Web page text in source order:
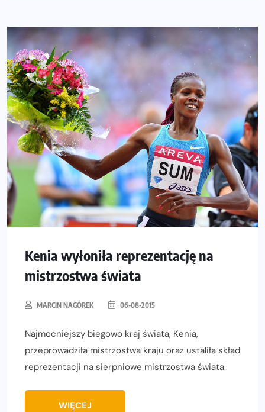
Kenia wyłoniła reprezentację na
mistrzostwa świata
MARCIN NAGÓREK 06-08-2015
Najmocniejszy biegowo kraj świata, Kenia,
przeprowadziła mistrzostwa kraju oraz ustaliła skład
reprezentacji na sierpniowe mistrzostwa świata.
WIĘCEJ